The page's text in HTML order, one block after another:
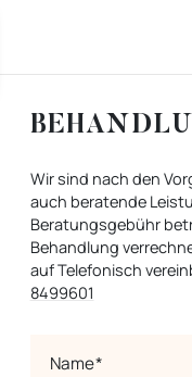
Wir sind nach den
auch beratende
Beratungsgebühr
Behandlung
auf Telefonisch
8499601
Name